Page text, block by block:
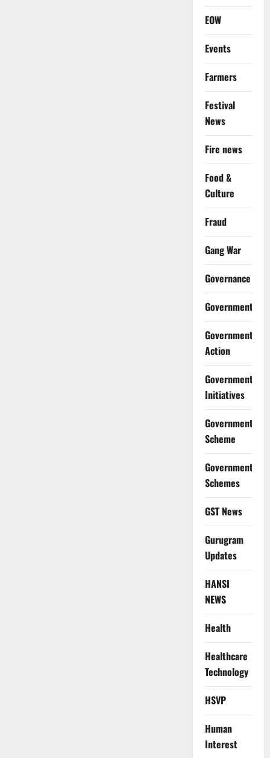
EOW
Events
Farmers
Festival
News
Fire news
Food &
Culture
Fraud
Gang War
Governance
Government
Government
Action
Government
Initiatives
Government
Scheme
Government
Schemes
GST News
Gurugram
Updates
HANSI
NEWS
Health
Healthcare
Technology
HSVP
Human
Interest